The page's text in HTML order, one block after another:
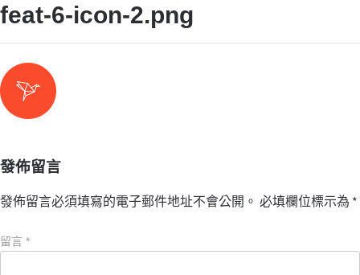
feat-6-icon-2.png
發佈留言
發佈留言必須填寫的電子郵件地址不會公開。 必填欄位標示為 *
留言 *